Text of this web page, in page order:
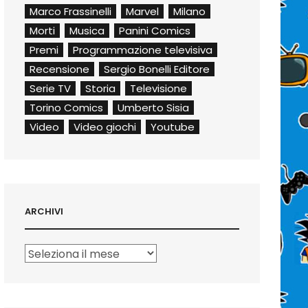
Marco Frassinelli Marvel
Milano
Morti
Musica
Panini Comics
Premi
Programmazione televisiva
Recensione
Sergio Bonelli Editore
Serie TV
Storia
Televisione
Torino Comics
Umberto Sisia
Video
Video giochi Youtube
ARCHIVI
Archivi